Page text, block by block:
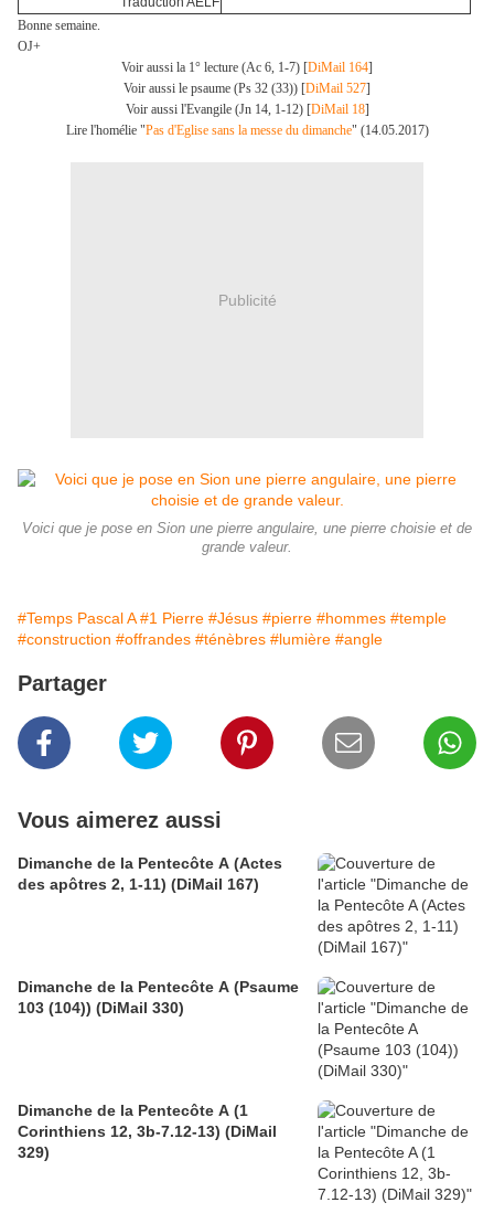
Bonne semaine.
OJ+
Voir aussi la 1° lecture (Ac 6, 1-7) [DiMail 164]
Voir aussi le psaume (Ps 32 (33)) [DiMail 527]
Voir aussi l'Evangile (Jn 14, 1-12) [DiMail 18]
Lire l'homélie "Pas d'Eglise sans la messe du dimanche" (14.05.2017)
Publicité
Voici que je pose en Sion une pierre angulaire, une pierre choisie et de
grande valeur.
#Temps Pascal A #1 Pierre #Jésus #pierre #hommes #temple
#construction #offrandes #ténèbres #lumière #angle
Partager
Vous aimerez aussi
Dimanche de la Pentecôte A (Actes
des apôtres 2, 1-11) (DiMail 167)
Dimanche de la Pentecôte A (Psaume
103 (104)) (DiMail 330)
Dimanche de la Pentecôte A (1
Corinthiens 12, 3b-7.12-13) (DiMail
329)